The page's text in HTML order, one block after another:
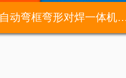
自动弯框弯形对焊一体机